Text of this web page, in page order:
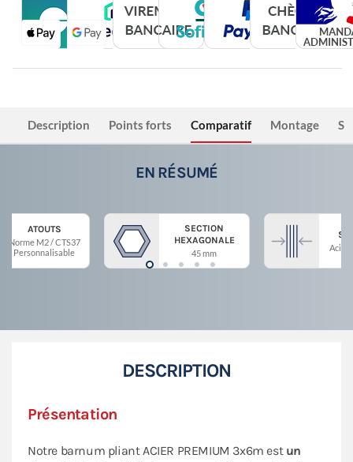
Description Points forts Comparatif Montage
EN RÉSUMÉ
ATOUTS
Norme M2 / CTS37
Personnalisable
SECTION
HEXAGONALE
45 mm
Acier
DESCRIPTION
Présentation
Notre barnum pliant ACIER PREMIUM 3x6m est un